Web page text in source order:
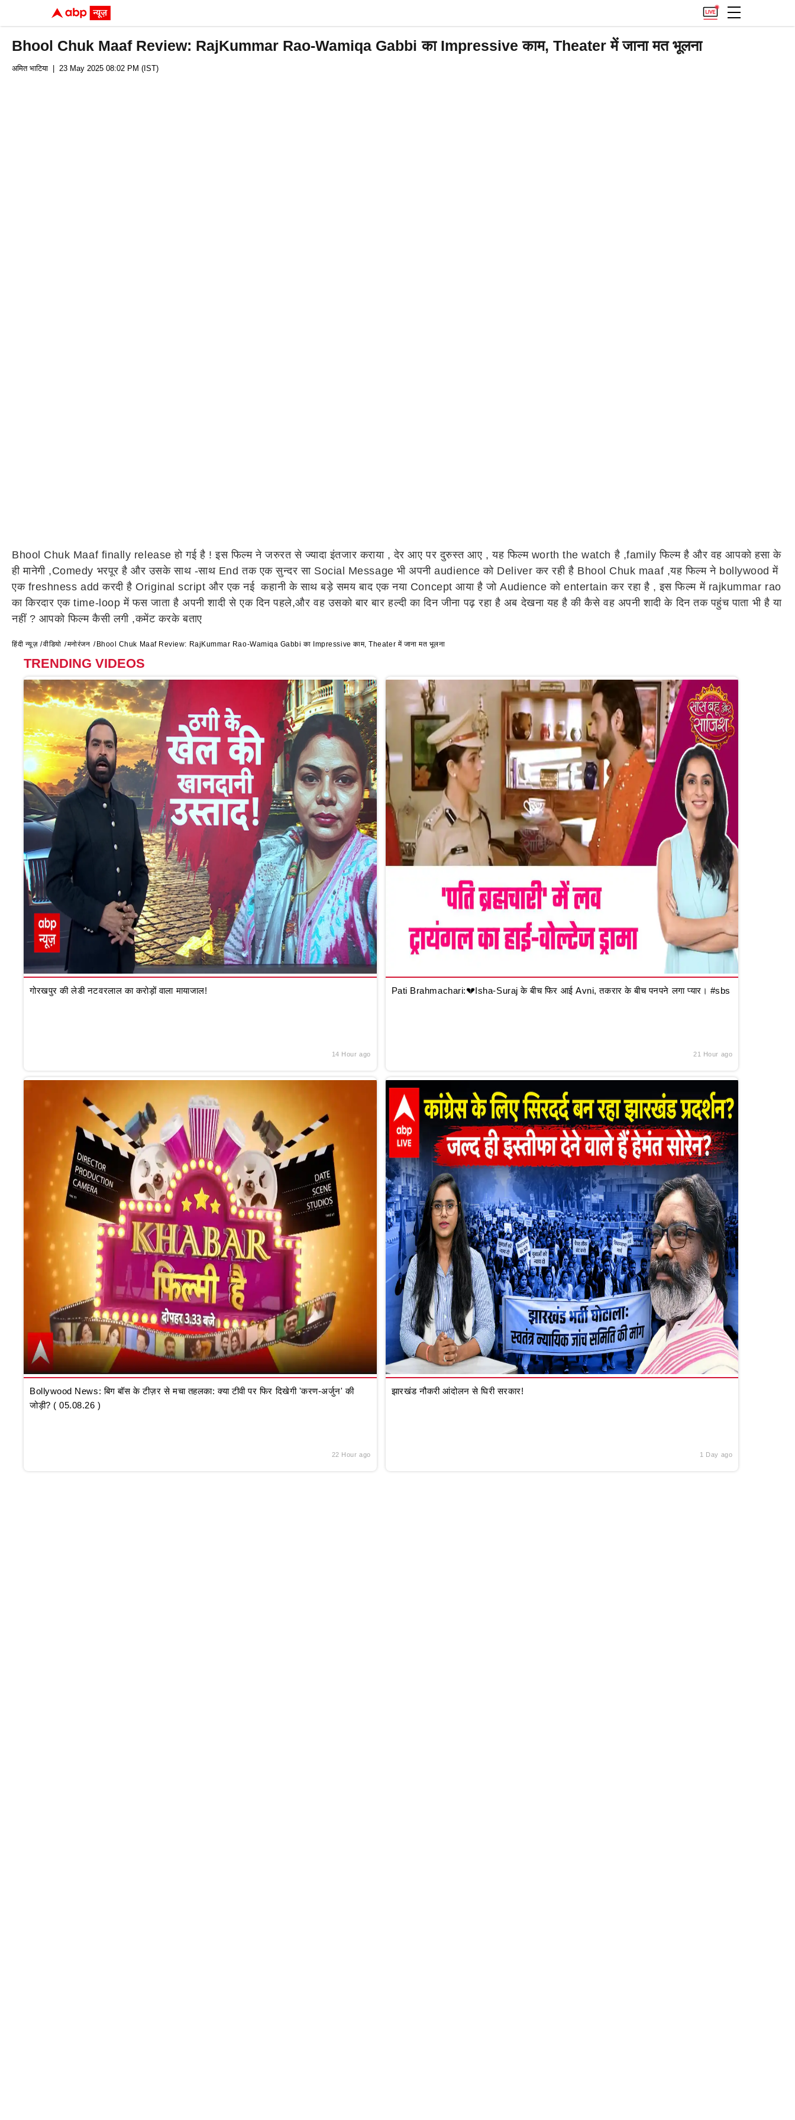
Bhool Chuk Maaf Review: RajKummar Rao-Wamiqa Gabbi का Impressive काम, Theater में जाना मत भूलना
अमित भाटिया | 23 May 2025 08:02 PM (IST)
Bhool Chuk Maaf finally release हो गई है ! इस फिल्म ने जरुरत से ज्यादा इंतजार कराया , देर आए पर दुरुस्त आए , यह फिल्म worth the watch है ,family फिल्म है और वह आपको हसा के
ही मानेगी ,Comedy भरपूर है और उसके साथ -साथ End तक एक सुन्दर सा Social Message भी अपनी audience को Deliver कर रही है Bhool Chuk maaf ,यह फिल्म ने bollywood में
एक freshness add करदी है Original script और एक नई कहानी के साथ बड़े समय बाद एक नया Concept आया है जो Audience को entertain कर रहा है , इस फिल्म में rajkummar rao
का किरदार एक time-loop में फस जाता है अपनी शादी से एक दिन पहले,और वह उसको बार बार हल्दी का दिन जीना पढ़ रहा है अब देखना यह है की कैसे वह अपनी शादी के दिन तक पहुंच पाता भी है या
नहीं ? आपको फिल्म कैसी लगी ,कमेंट करके बताए
हिंदी न्यूज़ वीडियो मनोरंजन Bhool Chuk Maaf Review: RajKummar Rao-Wamiqa Gabbi का Impressive काम, Theater में जाना मत भूलना
TRENDING VIDEOS
गोरखपुर की लेडी नटवरलाल का करोड़ों वाला मायाजाल!
14 Hour ago
Pati Brahmachari:💔Isha-Suraj के बीच फिर आई Avni, तकरार के बीच पनपने लगा प्यार। #sbs
21 Hour ago
Bollywood News: बिग बॉस के टीज़र से मचा तहलका: क्या टीवी पर फिर दिखेगी 'करण-अर्जुन' की
जोड़ी? ( 05.08.26 )
22 Hour ago
झारखंड नौकरी आंदोलन से घिरी सरकार!
1 Day ago